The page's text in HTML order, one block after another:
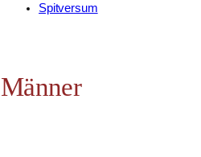
Spitversum
Männer